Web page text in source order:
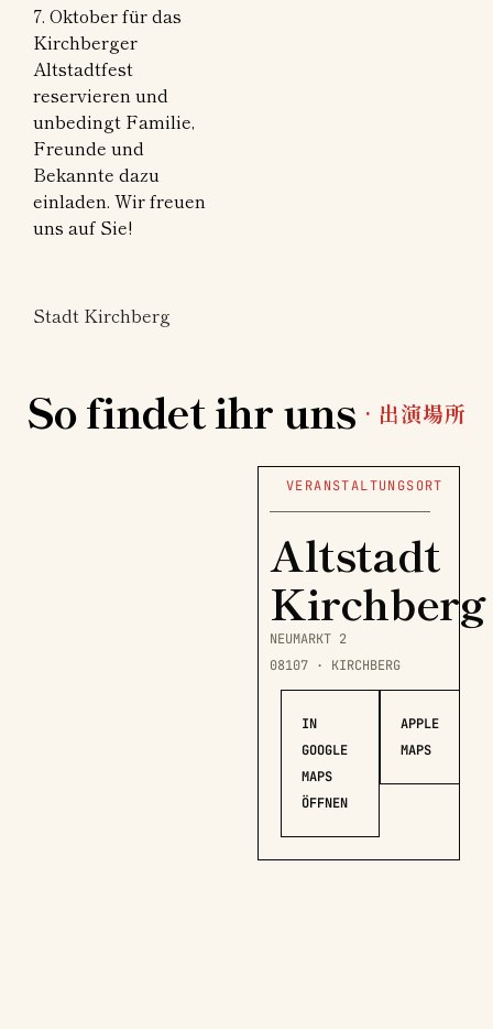
7. Oktober für das
Kirchberger
Altstadtfest
reservieren und
unbedingt Familie,
Freunde und
Bekannte dazu
einladen. Wir freuen
uns auf Sie!
Stadt Kirchberg
So findet ihr uns · 出演場所
VERANSTALTUNGSORT
Altstadt
Kirchberg
NEUMARKT 2
08107 · KIRCHBERG
IN
GOOGLE
MAPS
ÖFFNEN
APPLE
MAPS